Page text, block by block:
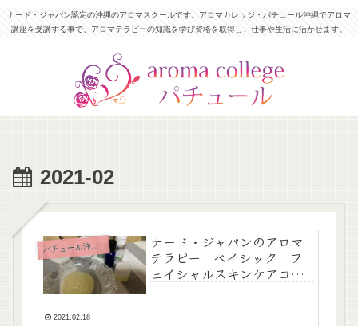
ナード・ジャパン認定の沖縄のアロマスクールです。アロマカレッジ・パチュール沖縄でアロマ
講座を受講する事で、アロマテラピーの知識を学び資格を取得し、仕事や生活に活かせます。
2021-02
パチュール沖縄News
ナード・ジャパンのアロマ
テラピー ベイシック フ
ェイシャルスキンケアコー
2021.02.18